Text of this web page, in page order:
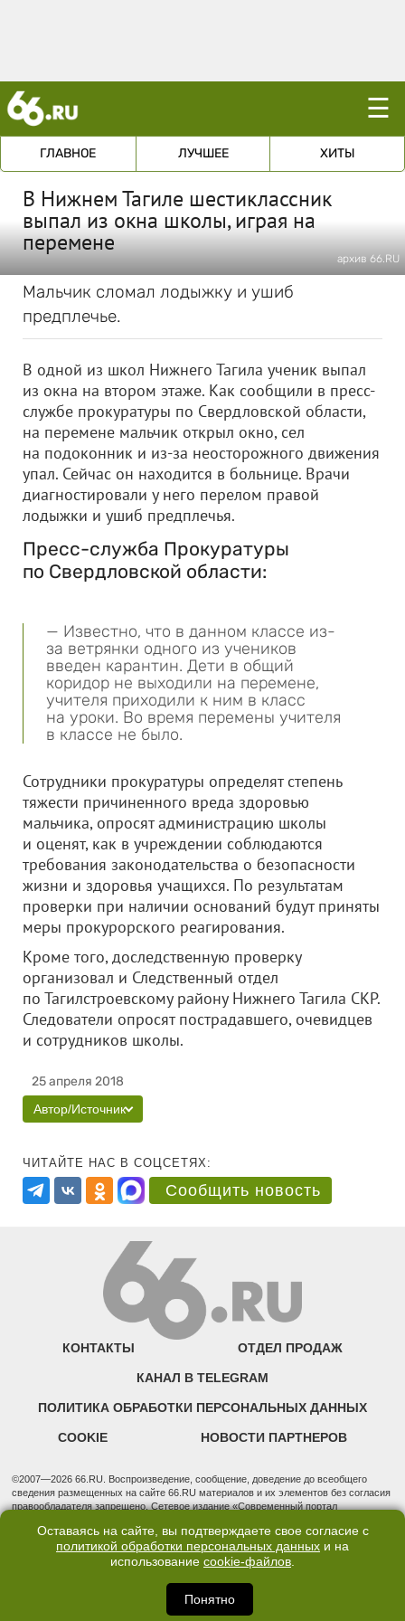
☰
ГЛАВНОЕ ЛУЧШЕЕ ХИТЫ
В Нижнем Тагиле шестиклассник
выпал из окна школы, играя на
перемене
архив 66.RU
Мальчик сломал лодыжку и ушиб
предплечье.
В одной из школ Нижнего Тагила ученик выпал
из окна на втором этаже. Как сообщили в пресс-
службе прокуратуры по Свердловской области,
на перемене мальчик открыл окно, сел
на подоконник и из-за неосторожного движения
упал. Сейчас он находится в больнице. Врачи
диагностировали у него перелом правой
лодыжки и ушиб предплечья.
Пресс-служба Прокуратуры
по Свердловской области:
— Известно, что в данном классе из-
за ветрянки одного из учеников
введен карантин. Дети в общий
коридор не выходили на перемене,
учителя приходили к ним в класс
на уроки. Во время перемены учителя
в классе не было.
Сотрудники прокуратуры определят степень
тяжести причиненного вреда здоровью
мальчика, опросят администрацию школы
и оценят, как в учреждении соблюдаются
требования законодательства о безопасности
жизни и здоровья учащихся. По результатам
проверки при наличии оснований будут приняты
меры прокурорского реагирования.
Кроме того, доследственную проверку
организовал и Следственный отдел
по Тагилстроевскому району Нижнего Тагила СКР.
Следователи опросят пострадавшего, очевидцев
и сотрудников школы.
25 апреля 2018
Автор/Источник
ЧИТАЙТЕ НАС В СОЦСЕТЯХ:
Сообщить новость
КОНТАКТЫ ОТДЕЛ ПРОДАЖ
КАНАЛ В TELEGRAM
ПОЛИТИКА ОБРАБОТКИ ПЕРСОНАЛЬНЫХ ДАННЫХ
COOKIE НОВОСТИ ПАРТНЕРОВ
©2007—2026 66.RU. Воспроизведение, сообщение, доведение до всеобщего
сведения размещенных на сайте 66.RU материалов и их элементов без согласия
правообладателя запрещено. Сетевое издание «Современный портал
надзору в сфере связи, информационных технологий и массовых коммуникаций
(Роскомнадзор). Регистрационный номер ЭЛ № ФС 77 - 76634 от 02.09.2019
Учредитель: Общество с ограниченной ответственностью "66.ру". Юридический
3, оф. 7015 Фактический адрес редакции и отдела продаж: 620014, Свердловская
обл., г. Екатеринбург, ул. Бориса Ельцина, д. 3, оф. 7015, +7 (343) 288-50-66
info@news.66.ru Главный редактор: Шлыков Дмитрий Владимирович
Оставаясь на сайте, вы подтверждаете свое согласие с
политикой обработки персональных данных и на
использование cookie-файлов.
Понятно